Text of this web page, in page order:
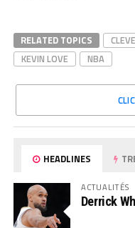
RELATED TOPICS
KEVIN LOVE
NBA
HEADLINES
ACTUALITÉS
Derrick